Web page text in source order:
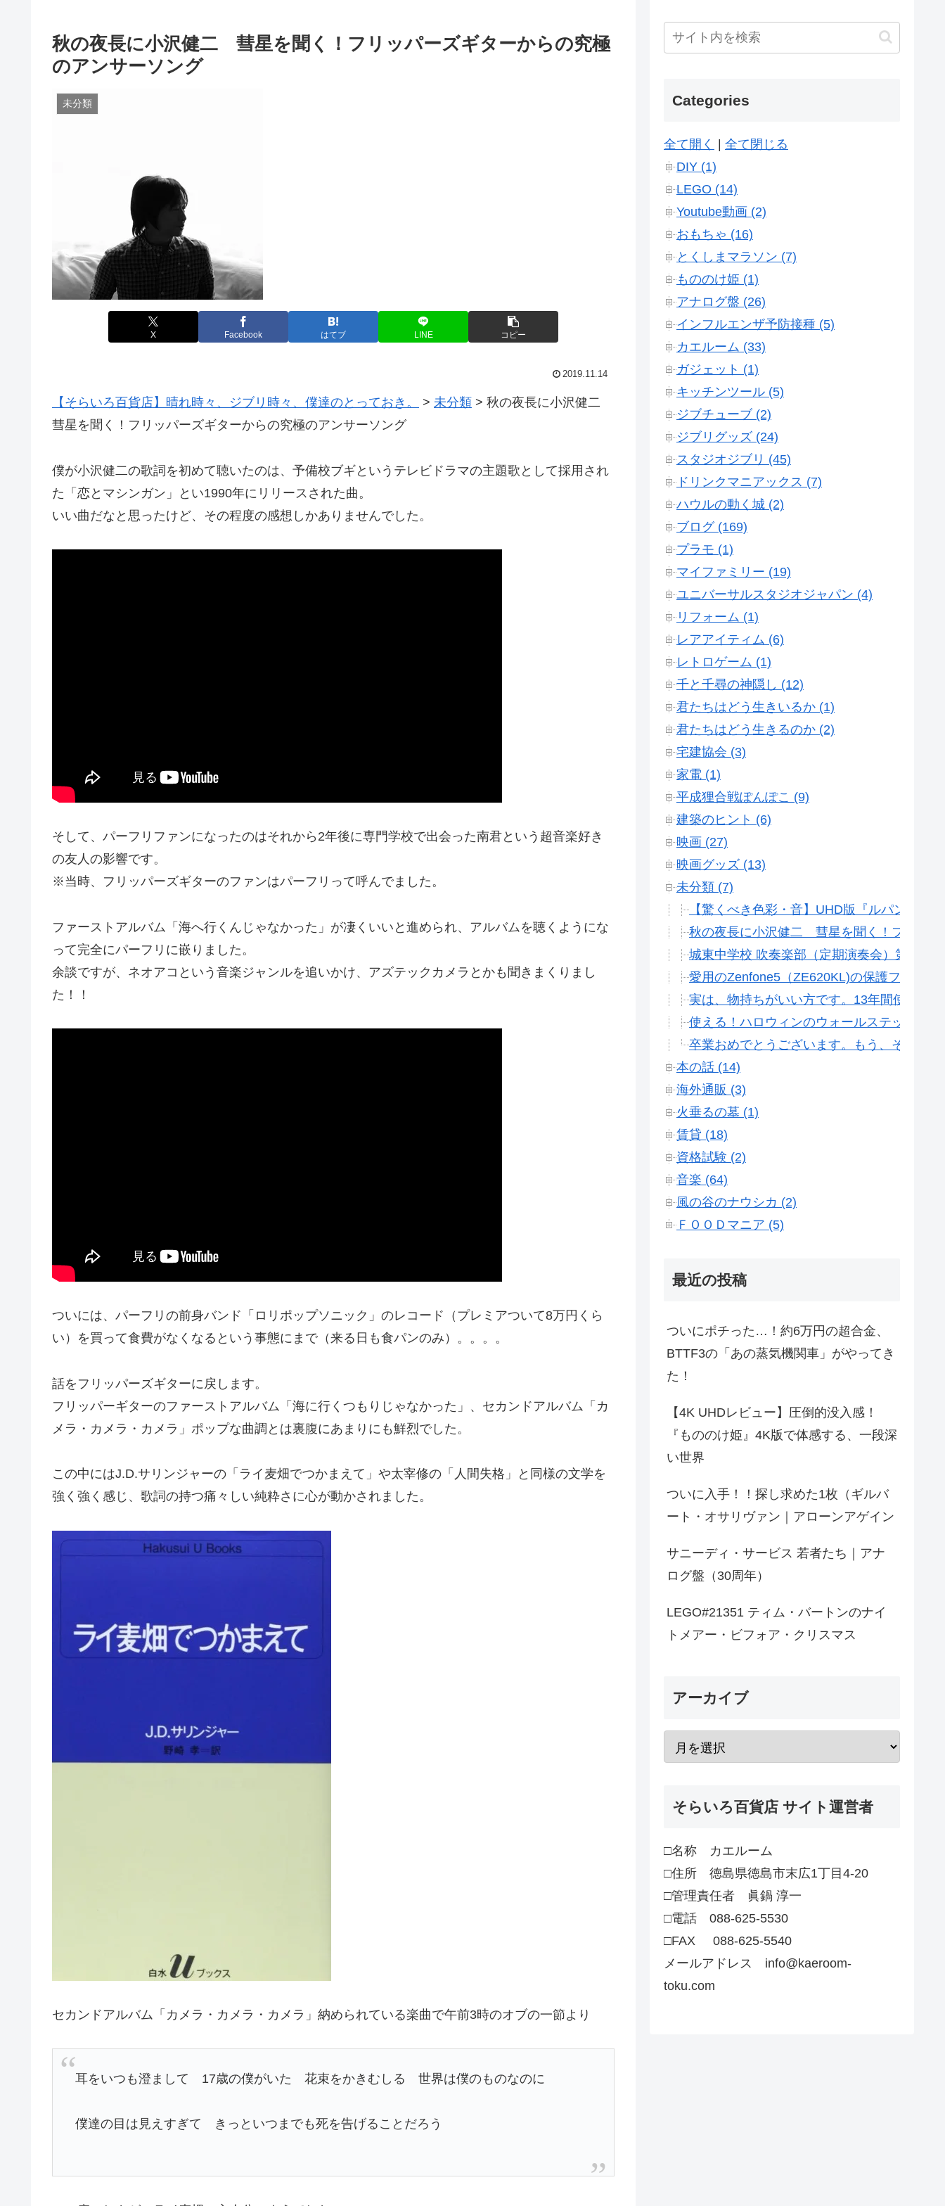
秋の夜長に小沢健二 彗星を聞く！フリッパーズギターからの究極
のアンサーソング
未分類
X Facebook はてブ LINE コピー
2019.11.14
【そらいろ百貨店】晴れ時々、ジブリ時々、僕達のとっておき。 > 未分類 > 秋の夜長に小沢健二
彗星を聞く！フリッパーズギターからの究極のアンサーソング
僕が小沢健二の歌詞を初めて聴いたのは、予備校ブギというテレビドラマの主題歌として採用され
た「恋とマシンガン」とい1990年にリリースされた曲。
いい曲だなと思ったけど、その程度の感想しかありませんでした。
そして、パーフリファンになったのはそれから2年後に専門学校で出会った南君という超音楽好き
の友人の影響です。
※当時、フリッパーズギターのファンはパーフリって呼んでました。
ファーストアルバム「海へ行くんじゃなかった」が凄くいいと進められ、アルバムを聴くようにな
って完全にパーフリに嵌りました。
余談ですが、ネオアコという音楽ジャンルを追いかけ、アズテックカメラとかも聞きまくりまし
た！！
ついには、パーフリの前身バンド「ロリポップソニック」のレコード（プレミアついて8万円くら
い）を買って食費がなくなるという事態にまで（来る日も食パンのみ）。。。。
話をフリッパーズギターに戻します。
フリッパーギターのファーストアルバム「海に行くつもりじゃなかった」、セカンドアルバム「カ
メラ・カメラ・カメラ」ポップな曲調とは裏腹にあまりにも鮮烈でした。
この中にはJ.D.サリンジャーの「ライ麦畑でつかまえて」や太宰修の「人間失格」と同様の文学を
強く強く感じ、歌詞の持つ痛々しい純粋さに心が動かされました。
セカンドアルバム「カメラ・カメラ・カメラ」納められている楽曲で午前3時のオブの一節より
耳をいつも澄まして 17歳の僕がいた 花束をかきむしる 世界は僕のものなのに
僕達の目は見えすぎて きっといつまでも死を告げることだろう
Categories
全て開く | 全て閉じる
DIY (1)
LEGO (14)
Youtube動画 (2)
おもちゃ (16)
とくしまマラソン (7)
もののけ姫 (1)
アナログ盤 (26)
インフルエンザ予防接種 (5)
カエルーム (33)
ガジェット (1)
キッチンツール (5)
ジブチューブ (2)
ジブリグッズ (24)
スタジオジブリ (45)
ドリンクマニアックス (7)
ハウルの動く城 (2)
ブログ (169)
プラモ (1)
マイファミリー (19)
ユニバーサルスタジオジャパン (4)
リフォーム (1)
レアアイティム (6)
レトロゲーム (1)
千と千尋の神隠し (12)
君たちはどう生きいるか (1)
君たちはどう生きるのか (2)
宅建協会 (3)
家電 (1)
平成狸合戦ぽんぽこ (9)
建築のヒント (6)
映画 (27)
映画グッズ (13)
未分類 (7)
【驚くべき色彩・音】UHD版『ルパン三世
秋の夜長に小沢健二 彗星を聞く！フリッ
城東中学校 吹奏楽部（定期演奏会）第46
愛用のZenfone5（ZE620KL)の保護フィルム
実は、物持ちがいい方です。13年間使った
使える！ハロウィンのウォールステッカー
卒業おめでとうございます。もう、そんな
本の話 (14)
海外通販 (3)
火垂るの墓 (1)
賃貸 (18)
資格試験 (2)
音楽 (64)
風の谷のナウシカ (2)
ＦＯＯＤマニア (5)
最近の投稿
ついにポチった…！約6万円の超合金、
BTTF3の「あの蒸気機関車」がやってき
た！
【4K UHDレビュー】圧倒的没入感！
『もののけ姫』4K版で体感する、一段深
い世界
ついに入手！！探し求めた1枚（ギルバ
ート・オサリヴァン｜アローンアゲイン
サニーディ・サービス 若者たち｜アナ
ログ盤（30周年）
LEGO#21351 ティム・バートンのナイ
トメアー・ビフォア・クリスマス
アーカイブ
そらいろ百貨店 サイト運営者
□名称 カエルーム
□住所 徳島県徳島市末広1丁目4-20
□管理責任者 眞鍋 淳一
□電話 088-625-5530
□FAX 088-625-5540
メールアドレス info@kaeroom-
toku.com